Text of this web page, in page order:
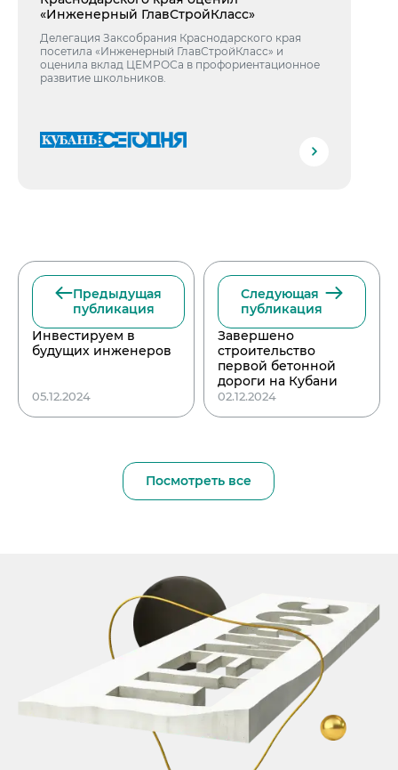
«Инженерный ГлавСтройКласс»
Делегация Заксобрания Краснодарского края
посетила «Инженерный ГлавСтройКласс» и
оценила вклад ЦЕМРОСа в профориентационное
развитие школьников.
Предыдущая
публикация
Инвестируем в
будущих инженеров
05.12.2024
Следующая
публикация
Завершено
строительство
первой бетонной
дороги на Кубани
02.12.2024
Посмотреть все